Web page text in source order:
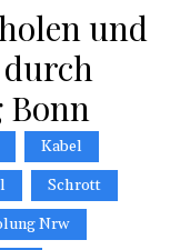
und
durch
Bonn
Kabel
Schrott
Nrw